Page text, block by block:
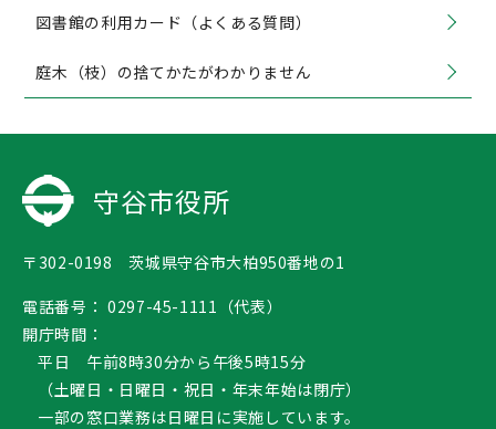
図書館の利用カード（よくある質問）
庭木（枝）の捨てかたがわかりません
守谷市役所
〒302-0198 茨城県守谷市大柏950番地の1
電話番号： 0297-45-1111（代表）
開庁時間：
平日 午前8時30分から午後5時15分
（土曜日・日曜日・祝日・年末年始は閉庁）
一部の窓口業務は日曜日に実施しています。